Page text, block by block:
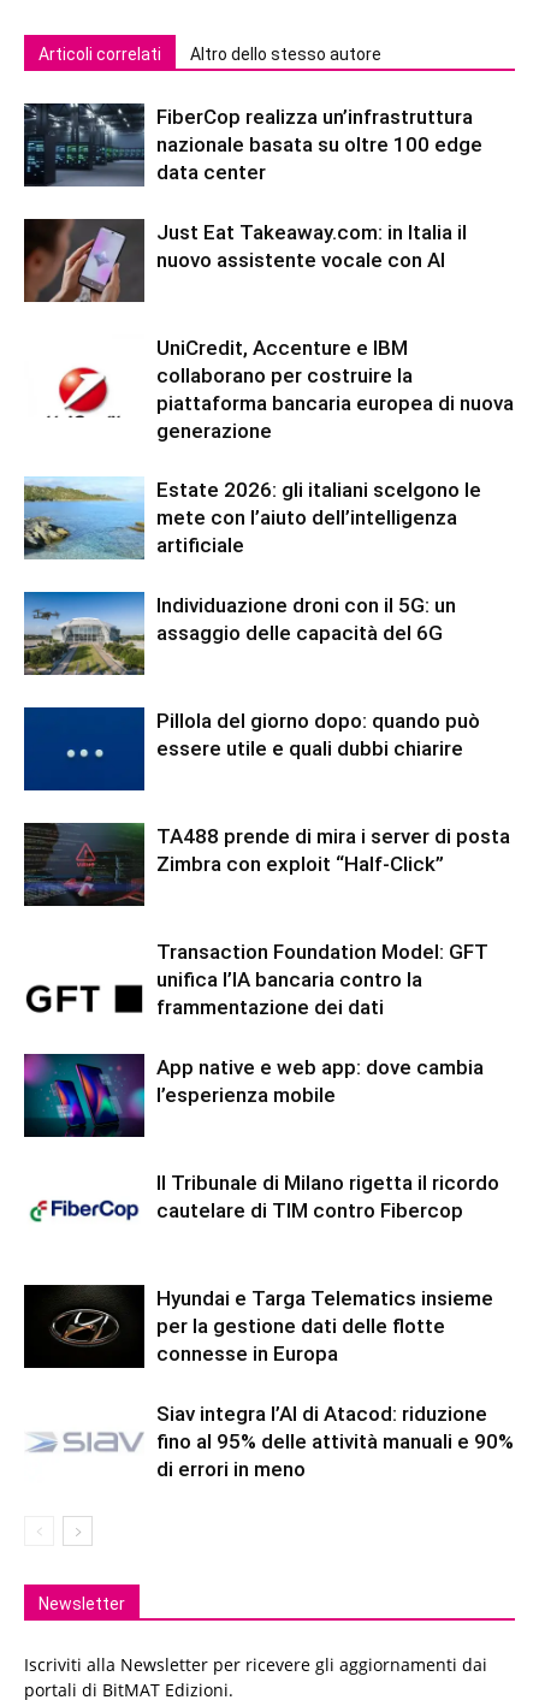
Articoli correlati Altro dello stesso autore
FiberCop realizza un’infrastruttura
nazionale basata su oltre 100 edge
data center
Just Eat Takeaway.com: in Italia il
nuovo assistente vocale con AI
UniCredit, Accenture e IBM
collaborano per costruire la
piattaforma bancaria europea di nuova
generazione
Estate 2026: gli italiani scelgono le
mete con l’aiuto dell’intelligenza
artificiale
Individuazione droni con il 5G: un
assaggio delle capacità del 6G
Pillola del giorno dopo: quando può
essere utile e quali dubbi chiarire
TA488 prende di mira i server di posta
Zimbra con exploit “Half-Click”
Transaction Foundation Model: GFT
unifica l’IA bancaria contro la
frammentazione dei dati
App native e web app: dove cambia
l’esperienza mobile
Il Tribunale di Milano rigetta il ricordo
cautelare di TIM contro Fibercop
Hyundai e Targa Telematics insieme
per la gestione dati delle flotte
connesse in Europa
Siav integra l’AI di Atacod: riduzione
fino al 95% delle attività manuali e 90%
di errori in meno
Newsletter
Iscriviti alla Newsletter per ricevere gli aggiornamenti dai
portali di BitMAT Edizioni.